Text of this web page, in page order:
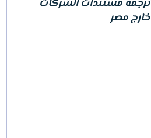
ترجمة مستندات الشركات
خارج مصر